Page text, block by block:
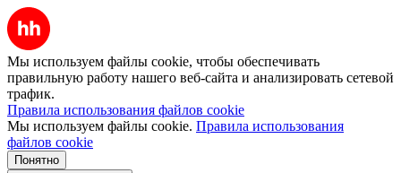
Мы используем файлы cookie, чтобы обеспечивать
правильную работу нашего веб-сайта и анализировать сетевой
трафик.
Правила использования файлов cookie
Мы используем файлы cookie. Правила использования
файлов cookie
Понятно